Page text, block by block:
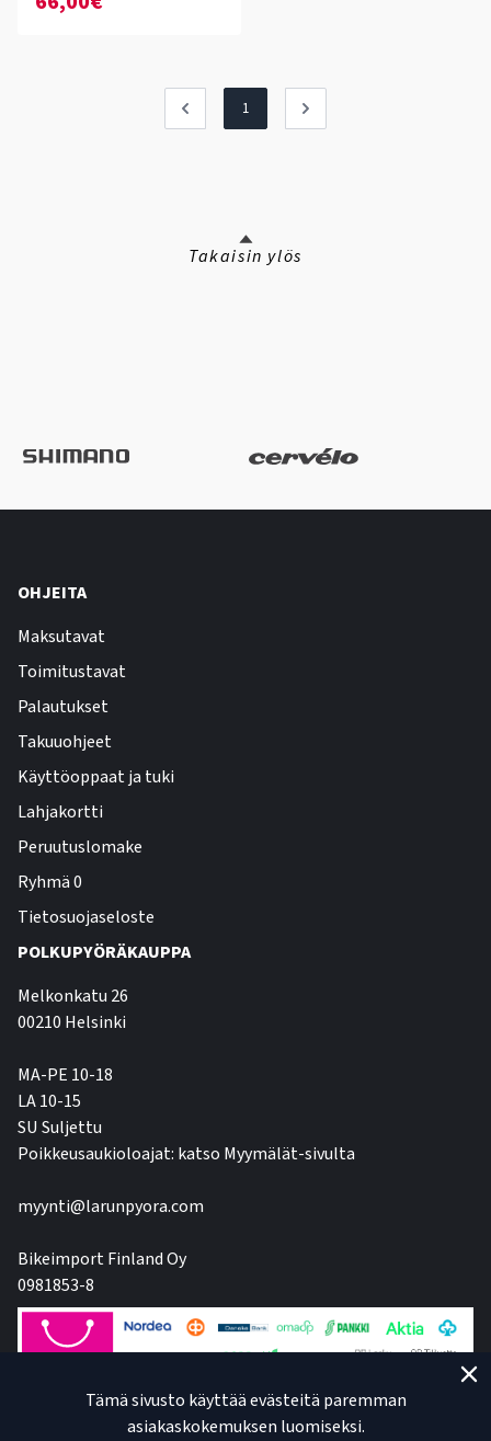
1
Takaisin ylös
OHJEITA
Maksutavat
Toimitustavat
Palautukset
Takuuohjeet
Käyttöoppaat ja tuki
Lahjakortti
Peruutuslomake
Ryhmä 0
Tietosuojaseloste
POLKUPYÖRÄKAUPPA
Melkonkatu 26
00210 Helsinki
MA-PE 10-18
LA 10-15
SU Suljettu
Poikkeusaukioloajat: katso Myymälät-sivulta
myynti@larunpyora.com
Bikeimport Finland Oy
0981853-8
Tämä sivusto käyttää evästeitä paremman
asiakaskokemuksen luomiseksi.